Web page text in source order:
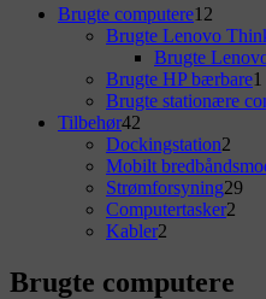
Primary
Sidebar
Widget
Area
Brugte computere12
varer
Brugte Lenovo
Brugte
Brugte HP bærbare1
Brugte stationære
Tilbehør42
varer
Dockingstation2
Mobilt
Strømforsyning2929
Computertasker2
Kabler2
Brugte computere